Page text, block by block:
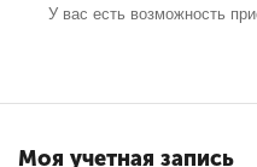
У вас есть возможность
Моя учетная запись